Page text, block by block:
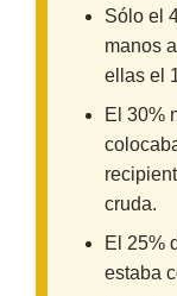
Sólo el
manos
ellas el
El 30%
cruda.
El 25%
estaba